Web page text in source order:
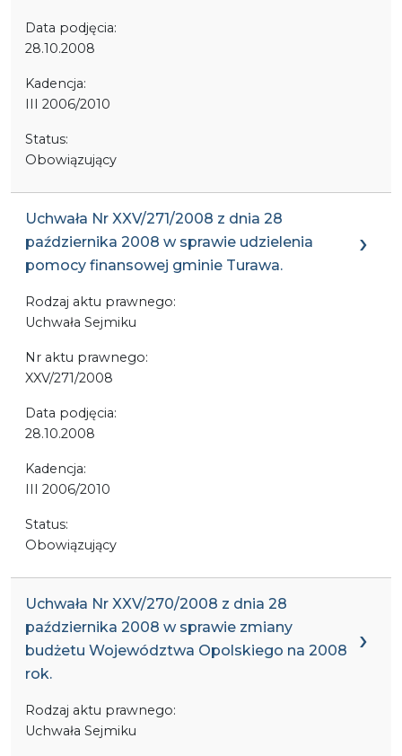
Data podjęcia:
28.10.2008
Kadencja:
III 2006/2010
Status:
Obowiązujący
Uchwała Nr XXV/271/2008 z dnia 28
października 2008 w sprawie udzielenia
pomocy finansowej gminie Turawa.
Rodzaj aktu prawnego:
Uchwała Sejmiku
Nr aktu prawnego:
XXV/271/2008
Data podjęcia:
28.10.2008
Kadencja:
III 2006/2010
Status:
Obowiązujący
Uchwała Nr XXV/270/2008 z dnia 28
października 2008 w sprawie zmiany
budżetu Województwa Opolskiego na 2008
rok.
Rodzaj aktu prawnego:
Uchwała Sejmiku